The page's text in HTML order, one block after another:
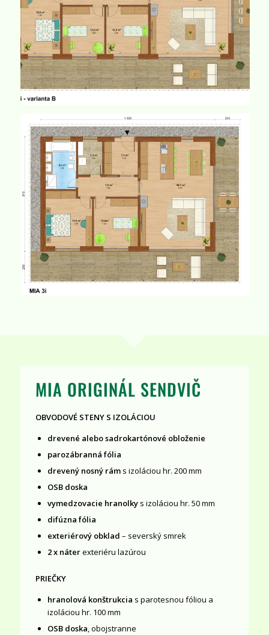
MIA ORIGINÁL SENDVIČ
OBVODOVÉ STENY S IZOLÁCIOU
drevené alebo sadrokartónové obloženie
parozábranná fólia
drevený nosný ráms izoláciou hr. 200 mm
OSB doska
vymedzovacie hranolky s izoláciou hr. 50 mm
difúzna fólia
exteriérový obklad – severský smrek
2 x náterexteriéru lazúrou
PRIEČKY
hranolová konštrukcia s parotesnou fóliou a
izoláciou hr. 100 mm
OSB doska, obojstranne